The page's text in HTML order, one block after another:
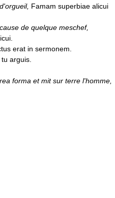
Famam superbiae alicui
de quelque meschef,
erat in sermonem.
arguis.
forma et mit sur terre l'homme,